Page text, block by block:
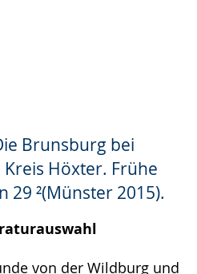
Brunsburg bei
Höxter. Frühe
29 ²(Münster 2015).
von der Wildburg und